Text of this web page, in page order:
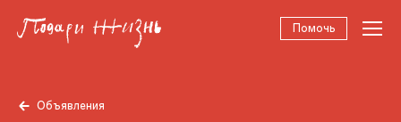
Помочь
Объявления